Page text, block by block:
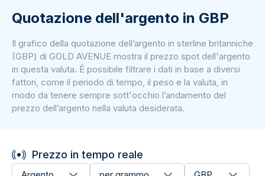
Quotazione dell'argento in GBP
Il grafico della quotazione dell’argento in sterline britanniche
(GBP) di GOLD AVENUE mostra il prezzo spot dell'argento
in questa valuta. È possibile filtrare i dati in base a diversi
fattori, come il periodo di tempo, il peso e la valuta, in
modo da tenere sempre sott'occhio l’andamento del
prezzo dell’argento nella valuta desiderata.
Prezzo in tempo reale